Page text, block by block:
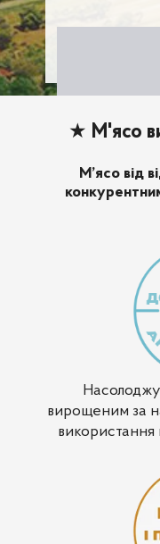
★ М'ясо
М’ясо від
вирощеним за
використання